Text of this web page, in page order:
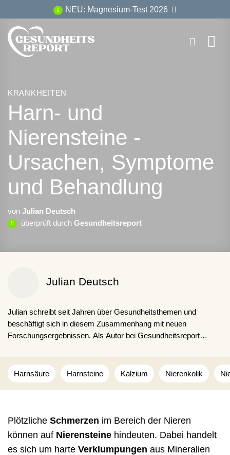
Inhalt
springen
NEU: Magnesium-Test 2026
KRANKHEITEN
Harn- und
Nierensteine -
Ursachen, Symptome
und Behandlung
von Julian Deutsch
überprüft durch Gesundheitsreport
Julian Deutsch
Julian schreibt seit Jahren über Gesundheitsthemen und
beschäftigt sich in diesem Zusammenhang mit neuen
Forschungsergebnissen. Als Autor bei Gesundheitsreport
aktuelle Trends aufmerksam machen.
Harnsäure Harnsteine Kalzium Nierenkolik
Plötzliche Schmerzen im Bereich der Nieren
können auf Nierensteine hindeuten. Dabei handelt
es sich um harte Verklumpungen aus Mineralien